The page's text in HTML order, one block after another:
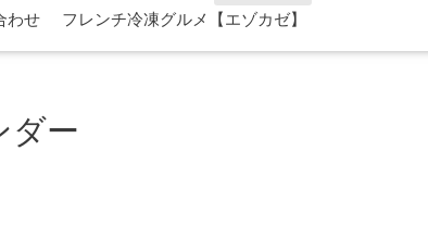
わせ フレンチ冷凍グルメ【エゾカゼ】
ダー